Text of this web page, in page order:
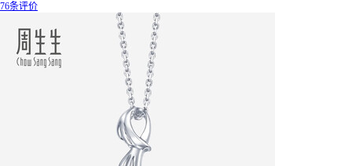
76条评价